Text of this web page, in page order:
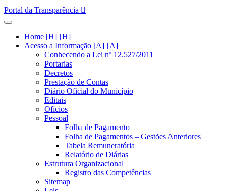
Portal da Transparência
Home [H]
Acesso a Informação [A]
Conhecendo a Lei nº 12.527/2011
Portarias
Decretos
Prestação de Contas
Diário Oficial do Município
Editais
Ofícios
Pessoal
Folha de Pagamento
Folha de Pagamentos – Gestões Anteriores
Tabela Remuneratória
Relatório de Diárias
Estrutura Organizacional
Registro das Competências
Sitemap